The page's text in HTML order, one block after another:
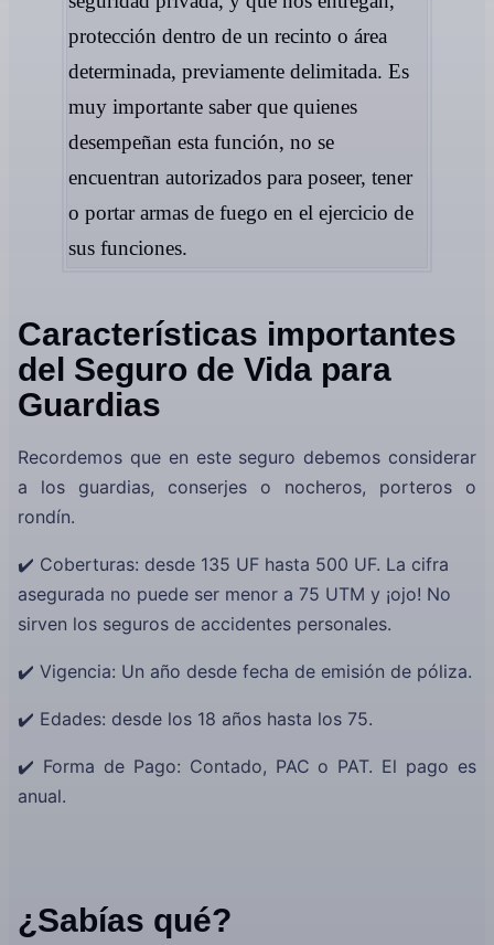
protección dentro de un recinto o área
determinada, previamente delimitada. Es
muy importante saber que quienes
desempeñan esta función, no se
encuentran autorizados para poseer, tener
o portar armas de fuego en el ejercicio de
sus funciones.
Características importantes
del Seguro de Vida para
Guardias
Recordemos que en este seguro debemos considerar
a los guardias, conserjes o nocheros, porteros o
rondín.
✔️ Coberturas: desde 135 UF hasta 500 UF. La cifra
asegurada no puede ser menor a 75 UTM y ¡ojo! No
sirven los seguros de accidentes personales.
✔️ Vigencia: Un año desde fecha de emisión de póliza.
✔️ Edades: desde los 18 años hasta los 75.
✔️ Forma de Pago: Contado, PAC o PAT. El pago es
anual.
¿Sabías qué?